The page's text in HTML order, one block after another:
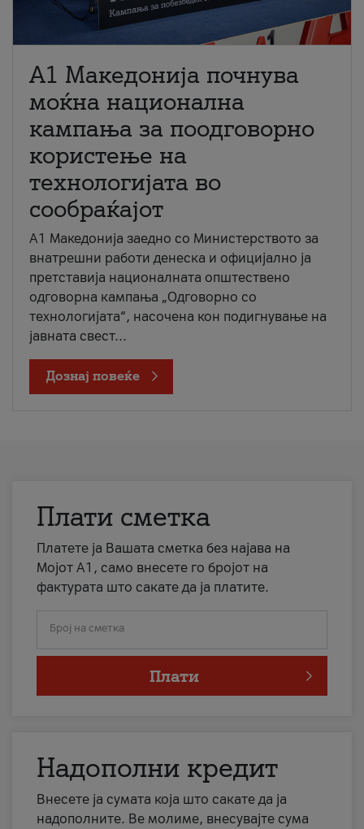
A1 Македонија почнува
моќна национална
кампања за поодговорно
користење на
технологијата во
сообраќајот
A1 Македонија заедно со Министерството за
внатрешни работи денеска и официјално ја
претставија националната општествено
одговорна кампања „Одговорно со
технологијата“, насочена кон подигнување на
јавната свест...
Дознај повеќе
Плати сметка
Платете ја Вашата сметка без најава на
Мојот А1, само внесете го бројот на
фактурата што сакате да ја платите.
Број на сметка
Плати
Надополни кредит
Внесете ја сумата која што сакате да ја
надополните. Ве молиме, внесувајте сума